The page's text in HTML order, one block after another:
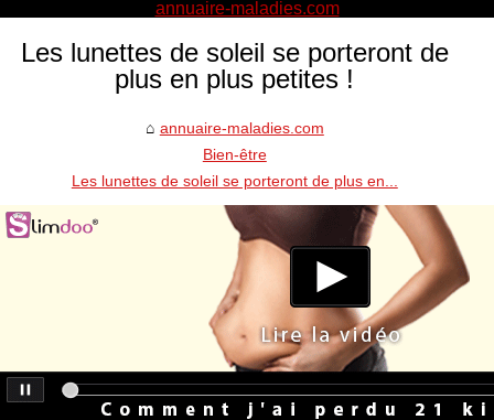
Les lunettes de soleil se porteront de
plus en plus petites !
annuaire-maladies.com
Bien-être
Les lunettes de soleil se porteront de plus en...
annuaire-maladies.com